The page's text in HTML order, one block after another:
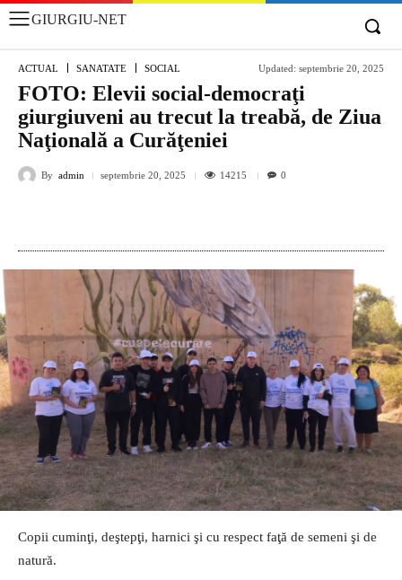
GIURGIU-NET
ACTUAL SANATATE SOCIAL Updated: septembrie 20, 2025
FOTO: Elevii social-democraţi
giurgiuveni au trecut la treabă, de Ziua
Naţională a Curăţeniei
By admin septembrie 20, 2025 14215 0
Copii cuminţi, deştepţi, harnici şi cu respect faţă de semeni şi de
natură.